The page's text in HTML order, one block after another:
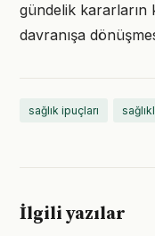
gündelik kararların
davranışa
sağlık ipuçları
İlgili yazılar